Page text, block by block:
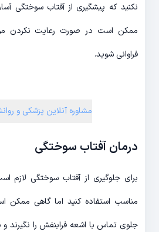
نکنید که پیشگیری از آفتاب سوختگی
ممکن است در صورت رعایت نکردن
فراوانی شوید.
مشاوره آنلاین پزشکی و
درمان آفتاب سوختگی
برای جلوگیری از آفتاب سوختگی لازم
مناسب استفاده کنید اما گاهی ممکن
جلوی تماس با اشعه فرابنفش را نگیرند و